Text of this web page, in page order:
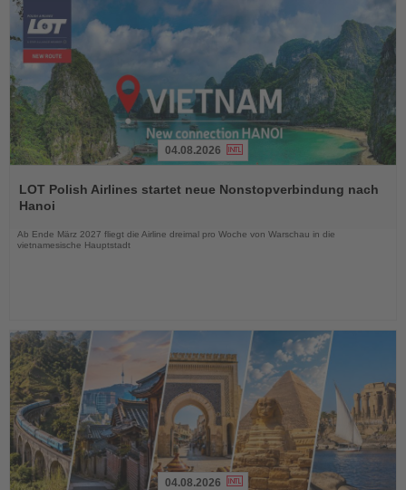
Sie
die
04.08.2026
LOT Polish Airlines startet neue Nonstopverbindung nach
Hanoi
Ab Ende März 2027 fliegt die Airline dreimal pro Woche von Warschau in die
vietnamesische Hauptstadt
04.08.2026